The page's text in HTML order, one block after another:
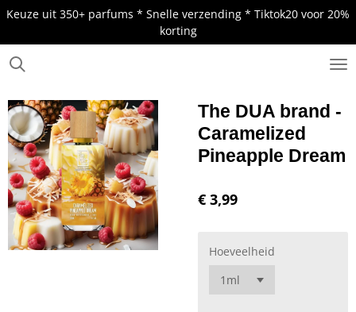
Ga
naar
de
Keuze uit 350+ parfums * Snelle verzending * Tiktok20 voor 20%
korting
The DUA brand -
Caramelized
Pineapple Dream
€ 3,99
Hoeveelheid